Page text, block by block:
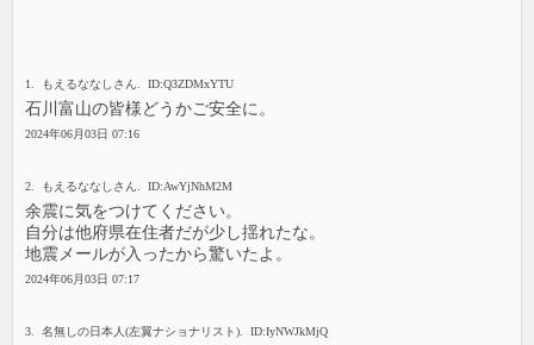
1. もえるななしさん. ID:Q3ZDMxYTU
石川富山の皆様どうかご安全に。
2024年06月03日 07:16
2. もえるななしさん. ID:AwYjNhM2M
余震に気をつけてください。
自分は他府県在住者だが少し揺れたな。
地震メールが入ったから驚いたよ。
2024年06月03日 07:17
3. 名無しの日本人(左翼ナショナリスト). ID:IyNWJkMjQ